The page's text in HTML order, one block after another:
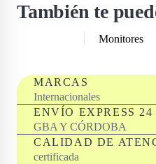
También te
Monitores
MARCAS
Internacionales
ENVÍO EXPRESS 24
GBA Y CÓRDOBA
CALIDAD DE
certificada